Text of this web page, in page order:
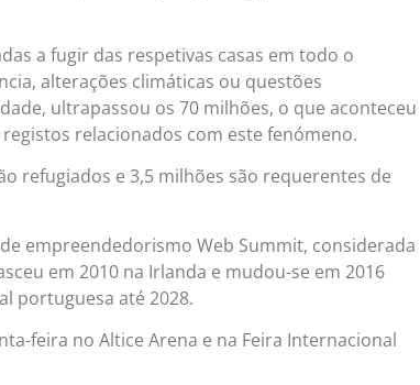
a fugir das respetivas casas em todo o
alterações climáticas ou questões
ultrapassou os 70 milhões, o que aconteceu
relacionados com este fenómeno.
refugiados e 3,5 milhões são requerentes de
empreendedorismo Web Summit, considerada
em 2010 na Irlanda e mudou-se em 2016
portuguesa até 2028.
feira no Altice Arena e na Feira Internacional